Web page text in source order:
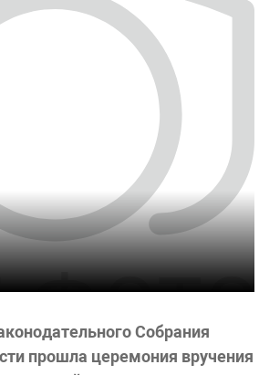
Собрания
прошла церемония вручения